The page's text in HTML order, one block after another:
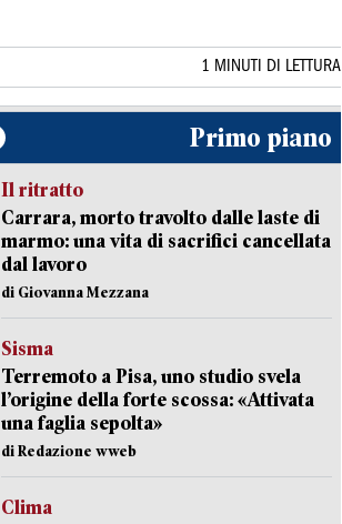
1 MINUTI DI LETTURA
Primo piano
Il ritratto
Carrara, morto travolto dalle laste di
marmo: una vita di sacrifici cancellata
dal lavoro
di Giovanna Mezzana
Sisma
Terremoto a Pisa, uno studio svela
l’origine della forte scossa: «Attivata
una faglia sepolta»
di Redazione wweb
Clima